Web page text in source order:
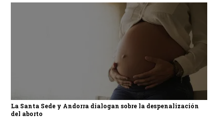
La Santa Sede y Andorra dialogan sobre la despenalización
del aborto